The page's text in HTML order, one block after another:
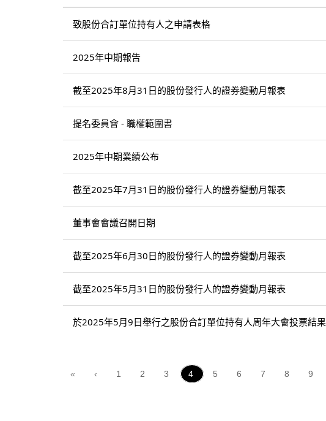
致股份合訂單位持有人之申請表格
2025年中期報告
截至2025年8月31日的股份發行人的證券變動月報表
提名委員會 - 職權範圍書
2025年中期業績公布
截至2025年7月31日的股份發行人的證券變動月報表
董事會會議召開日期
截至2025年6月30日的股份發行人的證券變動月報表
截至2025年5月31日的股份發行人的證券變動月報表
於2025年5月9日舉行之股份合訂單位持有人周年大會投票結果
« ‹ 1 2 3 4 5 6 7 8 9